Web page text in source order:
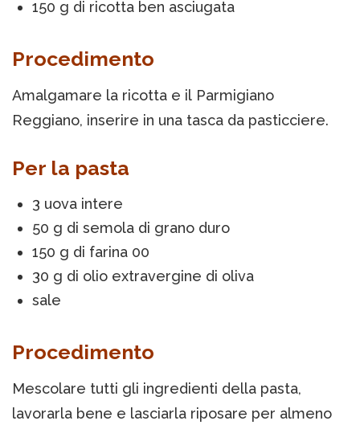
150 g di ricotta ben asciugata
Procedimento
Amalgamare la ricotta e il Parmigiano
Reggiano, inserire in una tasca da pasticciere.
Per la pasta
3 uova intere
50 g di semola di grano duro
150 g di farina 00
30 g di olio extravergine di oliva
sale
Procedimento
Mescolare tutti gli ingredienti della pasta,
lavorarla bene e lasciarla riposare per almeno